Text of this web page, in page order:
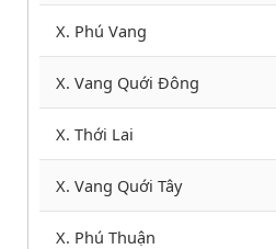
X. Phú Vang
X. Vang Quới Đông
X. Thới Lai
X. Vang Quới Tây
X. Phú Thuận